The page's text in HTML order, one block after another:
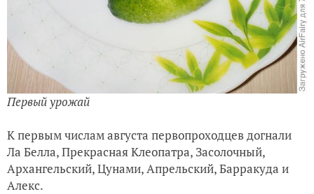
Первый урожай
К первым числам августа первопроходцев догнали
Ла Белла, Прекрасная Клеопатра, Засолочный,
Архангельский, Цунами, Апрельский, Барракуда и
Алекс.